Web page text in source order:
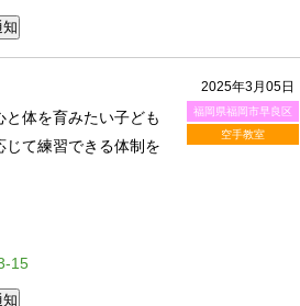
2025年3月05日
福岡県福岡市早良区
空手教室
と体を育みたい子ども
じて練習できる体制を
15